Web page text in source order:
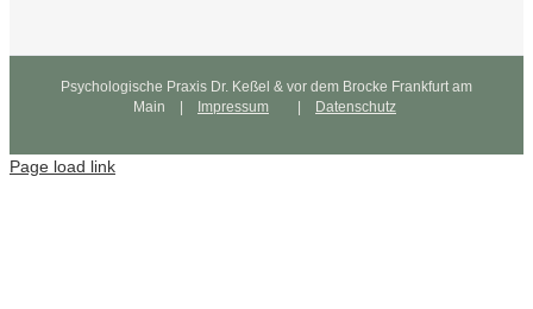
Psychologische Praxis Dr. Keßel & vor dem Brocke Frankfurt am
Main |
Impressum Datenschutz
Page load link